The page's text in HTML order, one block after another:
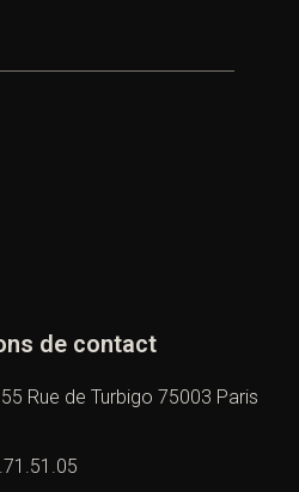
de contact
Rue de Turbigo 75003 Paris